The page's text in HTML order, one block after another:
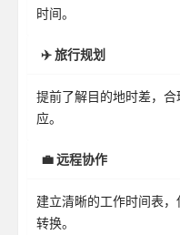
时间。
✈️ 旅行规划
提前了解目的地时差，
应。
💼 远程协作
建立清晰的工作时间表
转换。